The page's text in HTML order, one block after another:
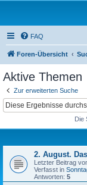
FAQ
Foren-Übersicht
Aktive Themen
Zur erweiterten Suche
Die
2. August.
Letzter Beitrag
Verfasst in
Antworten: 5